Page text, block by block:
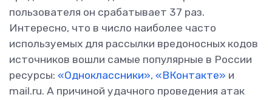
пользователя он срабатывает 37 раз.
Интересно, что в число наиболее часто
используемых для рассылки вредоносных кодов
источников вошли самые популярные в России
ресурсы: «Одноклассники», «ВКонтакте» и
mail.ru. А причиной удачного проведения атак